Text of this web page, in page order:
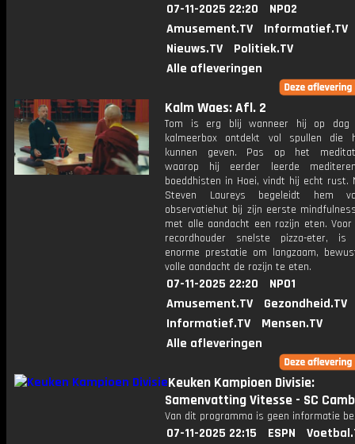
07-11-2025 22:20
NPO2
Amusement.TV
Informatief.TV
Nieuws.TV
Politiek.TV
Alle afleveringen
Kalm Waes: Afl. 2
Tom is erg blij wanneer hij op dag
kalmeerbox ontdekt vol spullen die
kunnen geven. Pas op het
waarop hij eerder leerde
boeddhisten in Hoei, vindt hij echt rust.
Steven Laureys begeleidt hem
observatiehut bij zijn eerste
met alle aandacht een rozijn eten. Voor
recordhouder snelste pizza-eter,
enorme prestatie om langzaam,
volle aandacht de rozijn te eten.
07-11-2025 22:20
NPO1
Amusement.TV
Gezondheid.TV
Informatief.TV
Mensen.TV
Alle afleveringen
Keuken Kampioen Divisie:
Samenvatting Vitesse - SC
Van dit programma is geen informatie
07-11-2025 22:15 ESPN